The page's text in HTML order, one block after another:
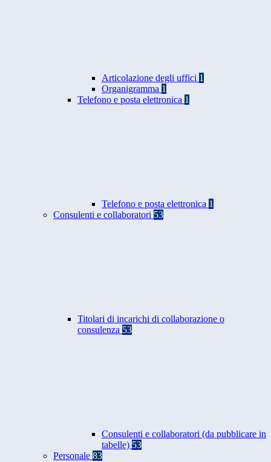
Articolazione degli uffici 1
Organigramma 1
Telefono e posta elettronica 1
Telefono e posta elettronica 1
Consulenti e collaboratori 53
Titolari di incarichi di collaborazione o
consulenza 53
Consulenti e collaboratori (da pubblicare in
tabelle) 53
Personale 83